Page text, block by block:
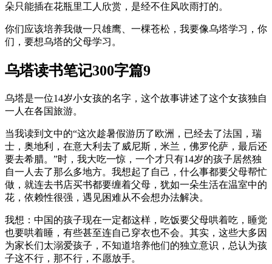
朵只能插在花瓶里工人欣赏，是经不住风吹雨打的。
你们应该培养我做一只雄鹰、一棵苍松，我要像乌塔学习，你
们，要想乌塔的父母学习。
乌塔读书笔记300字篇9
乌塔是一位14岁小女孩的名字，这个故事讲述了这个女孩独自
一人在各国旅游。
当我读到文中的“这次趁暑假游历了欧洲，已经去了法国，瑞
士，奥地利，在意大利去了威尼斯，米兰，佛罗伦萨，最后还
要去希腊。”时，我大吃一惊，一个才只有14岁的孩子居然独
自一人去了那么多地方。我想起了自己，什么事都要父母帮忙
做，就连去书店买书都要缠着父母，犹如一朵生活在温室中的
花，依赖性很强，遇见困难从不会想办法解决。
我想：中国的孩子现在一定都这样，吃饭要父母哄着吃，睡觉
也要哄着睡，有些甚至连自己穿衣也不会。其实，这些大多因
为家长们太溺爱孩子，不知道培养他们的独立意识，总认为孩
子这不行，那不行，不愿放手。